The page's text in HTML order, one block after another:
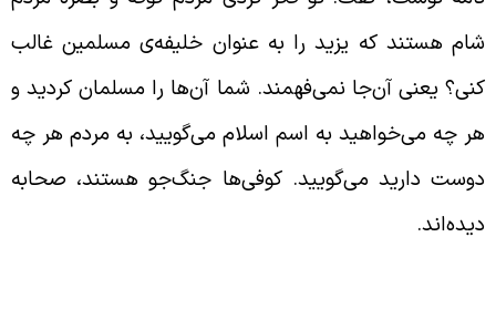
هستند که یزید را به عنوان خلیفه‌ی مسلمین غالب
یعنی آن‌جا نمی‌فهمند. شما آن‌ها را مسلمان کردید و
چه می‌خواهید به اسم اسلام می‌گویید، به مردم هر چه
دارید می‌گویید. کوفی‌ها جنگ‌جو هستند، صحابه